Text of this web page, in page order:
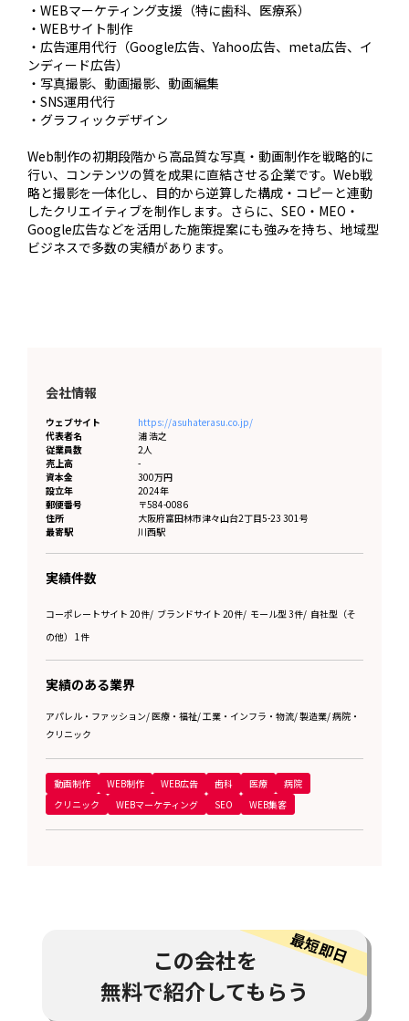
・WEBマーケティング支援（特に歯科、医療系）
・WEBサイト制作
・広告運用代行（Google広告、Yahoo広告、meta広告、イ
ンディード広告）
・写真撮影、動画撮影、動画編集
・SNS運用代行
・グラフィックデザイン
Web制作の初期段階から高品質な写真・動画制作を戦略的に
行い、コンテンツの質を成果に直結させる企業です。Web戦
略と撮影を一体化し、目的から逆算した構成・コピーと連動
したクリエイティブを制作します。さらに、SEO・MEO・
Google広告などを活用した施策提案にも強みを持ち、地域型
ビジネスで多数の実績があります。
会社情報
ウェブサイト
https://asuhaterasu.co.jp/
代表者名
浦 浩之
従業員数
2人
売上高
-
資本金
300万円
設立年
2024年
郵便番号
〒584-0086
住所
大阪府富田林市津々山台2丁目5-23 301号
最寄駅
川西駅
実績件数
コーポレートサイト 20件/ ブランドサイト 20件/ モール型 3件/ 自社型（そ
の他） 1件
実績のある業界
アパレル・ファッション/医療・福祉/工業・インフラ・物流/製造業/病院・
クリニック
動画制作 WEB制作 WEB広告 歯科 医療
病院
クリニック
WEBマーケティング SEO WEB集客
この会社を
無料で紹介してもらう